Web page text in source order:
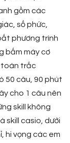
gồm các
số phức,
phương trình
bấm máy cơ
toán trắc
50 câu, 90 phút
cho 1 câu nên
skill không
skill casio, dưới
hi vọng các em